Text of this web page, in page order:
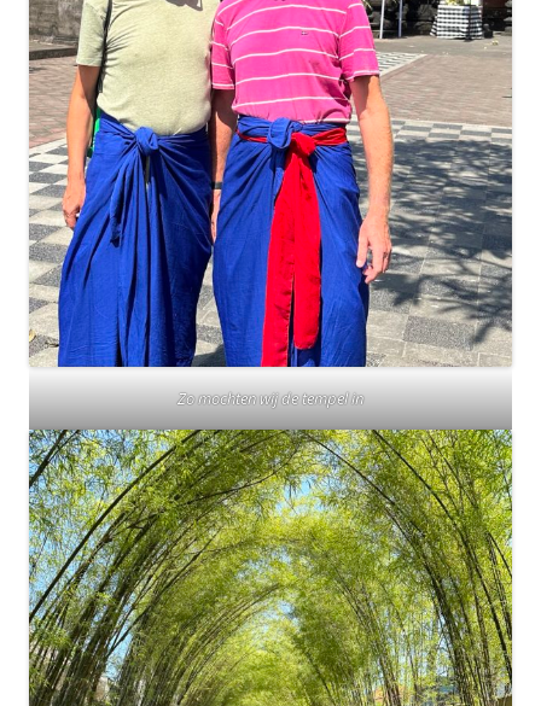
Zo mochten wij de tempel in